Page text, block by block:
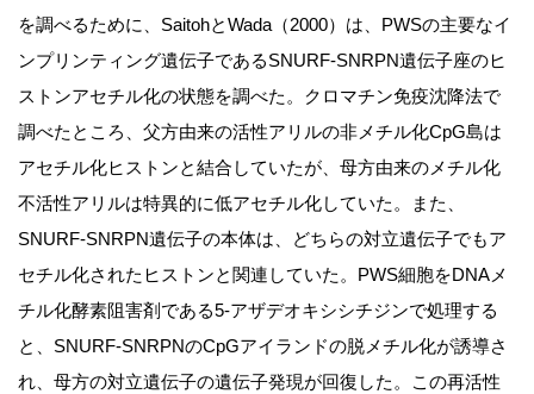
を調べるために、SaitohとWada（2000）は、PWSの主要なイ
ンプリンティング遺伝子であるSNURF-SNRPN遺伝子座のヒ
ストンアセチル化の状態を調べた。クロマチン免疫沈降法で
調べたところ、父方由来の活性アリルの非メチル化CpG島は
アセチル化ヒストンと結合していたが、母方由来のメチル化
不活性アリルは特異的に低アセチル化していた。また、
SNURF-SNRPN遺伝子の本体は、どちらの対立遺伝子でもア
セチル化されたヒストンと関連していた。PWS細胞をDNAメ
チル化酵素阻害剤である5-アザデオキシシチジンで処理する
と、SNURF-SNRPNのCpGアイランドの脱メチル化が誘導さ
れ、母方の対立遺伝子の遺伝子発現が回復した。この再活性